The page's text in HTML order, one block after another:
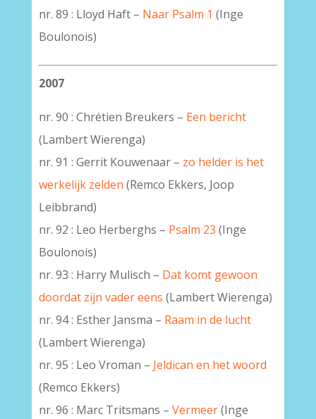
nr. 89 : Lloyd Haft – Naar Psalm 1 (Inge
Boulonois)
2007
nr. 90 : Chrétien Breukers – Een bericht
(Lambert Wierenga)
nr. 91 : Gerrit Kouwenaar – zo helder is het
werkelijk zelden (Remco Ekkers, Joop
Leibbrand)
nr. 92 : Leo Herberghs – Psalm 23 (Inge
Boulonois)
nr. 93 : Harry Mulisch – Dat komt gewoon
doordat zijn vader eens (Lambert Wierenga)
nr. 94 : Esther Jansma – Raam in de lucht
(Lambert Wierenga)
nr. 95 : Leo Vroman – Jeldican en het woord
(Remco Ekkers)
nr. 96 : Marc Tritsmans – Vermeer(Inge